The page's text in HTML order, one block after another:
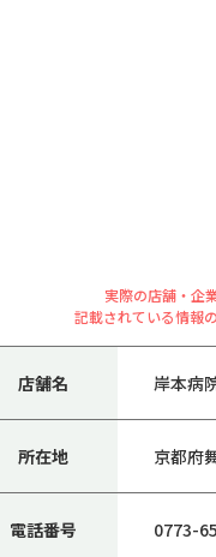
実際の店舗・企
記載されている情報
店舗名 岸本病
所在地 京都府
電話番号 0773-